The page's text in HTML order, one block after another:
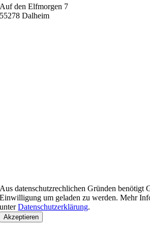
Auf den Elfmorgen 7
55278 Dalheim
Aus datenschutzrechlichen Gründen benötigt
Einwilligung um geladen zu werden. Mehr
unterDatenschutzerklärung.
Akzeptieren